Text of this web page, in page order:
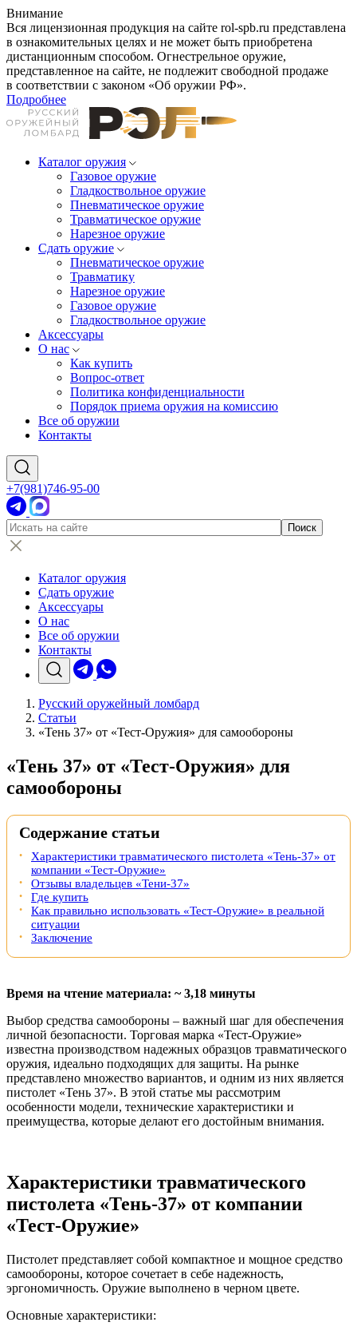
Внимание
Вся лицензионная продукция на сайте rol-spb.ru представлена
в ознакомительных целях и не может быть приобретена
дистанционным способом. Огнестрельное оружие,
представленное на сайте, не подлежит свободной продаже
в соответствии с законом «Об оружии РФ».
Подробнее
Каталог оружия
Газовое оружие
Гладкоствольное оружие
Пневматическое оружие
Травматическое оружие
Нарезное оружие
Сдать оружие
Пневматическое оружие
Травматику
Нарезное оружие
Газовое оружие
Гладкоствольное оружие
Аксессуары
О нас
Как купить
Вопрос-ответ
Политика конфиденциальности
Порядок приема оружия на комиссию
Все об оружии
Контакты
+7(981)746-95-00
Каталог оружия
Сдать оружие
Аксессуары
О нас
Все об оружии
Контакты
Русский оружейный ломбард
Статьи
«Тень 37» от «Тест-Оружия» для самообороны
«Тень 37» от «Тест-Оружия» для
самообороны
Содержание статьи
Характеристики травматического пистолета «Тень-37» от
компании «Тест-Оружие»
Отзывы владельцев «Тени-37»
Где купить
Как правильно использовать «Тест-Оружие» в реальной
ситуации
Заключение
Время на чтение материала: ~ 3,18 минуты
Выбор средства самообороны – важный шаг для обеспечения
личной безопасности. Торговая марка «Тест-Оружие»
известна производством надежных образцов травматического
оружия, идеально подходящих для защиты. На рынке
представлено множество вариантов, и одним из них является
пистолет «Тень 37». В этой статье мы рассмотрим
особенности модели, технические характеристики и
преимущества, которые делают его достойным внимания.
Характеристики травматического
пистолета «Тень-37» от компании
«Тест-Оружие»
Пистолет представляет собой компактное и мощное средство
самообороны, которое сочетает в себе надежность,
эргономичность. Оружие выполнено в черном цвете.
Основные характеристики: